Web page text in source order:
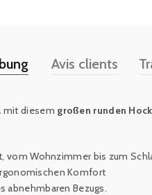
Avis clients
mit diesem großen runden
vom Wohnzimmer bis zum
Komfort
abnehmbaren Bezugs.